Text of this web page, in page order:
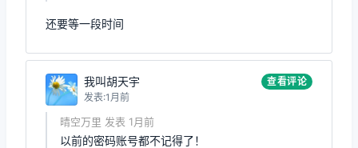
还要等一段时间
我叫胡天宇
发表:1月前
查看评论
晴空万里 发表 1月前
以前的密码账号都不记得了！